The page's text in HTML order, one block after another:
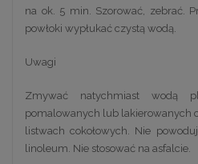
na ok. 5 min. Szorować, zebrać.
powłoki wypłukać czystą wodą.
Uwagi
Zmywać natychmiast wodą
pomalowanych lub lakierowanych
listwach cokołowych. Nie
linoleum. Nie stosować na asfalcie.